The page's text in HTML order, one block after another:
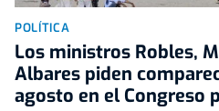
POLÍTICA
Los ministros Robles,
Albares piden
agosto en el Congreso